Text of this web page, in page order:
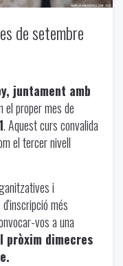
de setembre
juntament amb
el proper mes de
. Aquest curs convalida
el tercer nivell
i
més
vos a una
pròxim dimecres